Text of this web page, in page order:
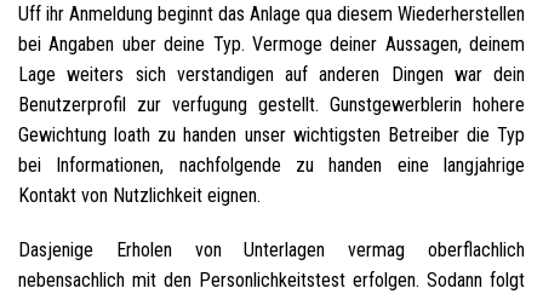
Uff ihr Anmeldung beginnt das Anlage qua diesem Wiederherstellen
bei Angaben uber deine Typ. Vermoge deiner Aussagen, deinem
Lage weiters sich verstandigen auf anderen Dingen war dein
Benutzerprofil zur verfugung gestellt. Gunstgewerblerin hohere
Gewichtung loath zu handen unser wichtigsten Betreiber die Typ
bei Informationen, nachfolgende zu handen eine langjahrige
Kontakt von Nutzlichkeit eignen.
Dasjenige Erholen von Unterlagen vermag oberflachlich
nebensachlich mit den Personlichkeitstest erfolgen. Sodann folgt